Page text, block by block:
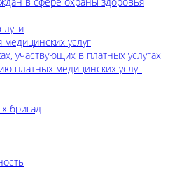
услуг
участвующих в платных услугах
платных медицинских услуг
бригад